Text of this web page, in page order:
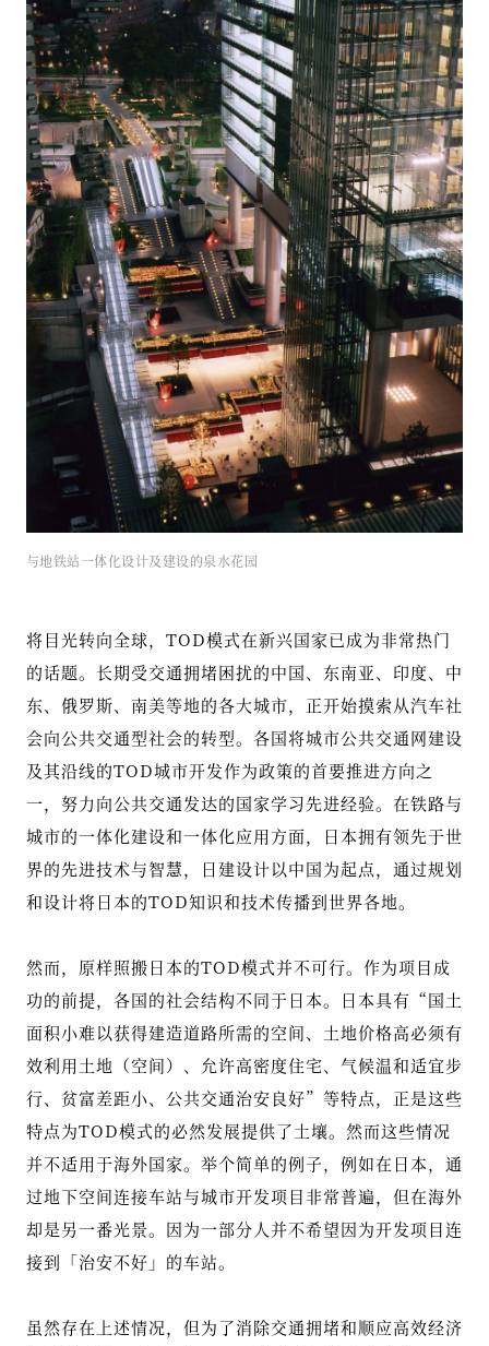
与地铁站一体化设计及建设的泉水花园
将目光转向全球，TOD模式在新兴国家已成为非常热门
的话题。长期受交通拥堵困扰的中国、东南亚、印度、中
东、俄罗斯、南美等地的各大城市，正开始摸索从汽车社
会向公共交通型社会的转型。各国将城市公共交通网建设
及其沿线的TOD城市开发作为政策的首要推进方向之
一，努力向公共交通发达的国家学习先进经验。在铁路与
城市的一体化建设和一体化应用方面，日本拥有领先于世
界的先进技术与智慧，日建设计以中国为起点，通过规划
和设计将日本的TOD知识和技术传播到世界各地。
然而，原样照搬日本的TOD模式并不可行。作为项目成
功的前提，各国的社会结构不同于日本。日本具有“国土
面积小难以获得建造道路所需的空间、土地价格高必须有
效利用土地（空间）、允许高密度住宅、气候温和适宜步
行、贫富差距小、公共交通治安良好”等特点，正是这些
特点为TOD模式的必然发展提供了土壤。然而这些情况
并不适用于海外国家。举个简单的例子，例如在日本，通
过地下空间连接车站与城市开发项目非常普遍，但在海外
却是另一番光景。因为一部分人并不希望因为开发项目连
接到「治安不好」的车站。
虽然存在上述情况，但为了消除交通拥堵和顺应高效经济